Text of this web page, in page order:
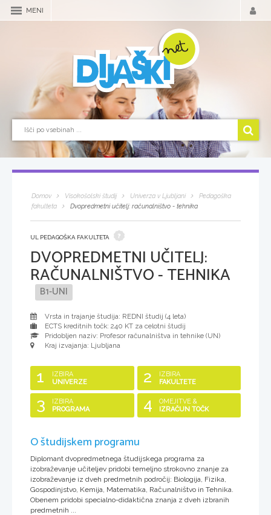
MENI
Domov Visokošolski študij Univerza v Ljubljani
Pedagoška
fakulteta
Dvopredmetni učitelj: računalništvo - tehnika
UL PEDAGOŠKA FAKULTETA
DVOPREDMETNI UČITELJ:
RAČUNALNIŠTVO - TEHNIKA
B1-UNI
Vrsta in trajanje študija: REDNI študij (4 leta)
ECTS kreditnih točk: 240 KT za celotni študij
Pridobljen naziv: Profesor računalništva in tehnike (UN)
Kraj izvajanja: Ljubljana
1
IZBIRA
UNIVERZE
2
IZBIRA
FAKULTETE
3
IZBIRA
PROGRAMA
4
OMEJITVE &
IZRAČUN TOČK
O študijskem programu
Diplomant dvopredmetnega študijskega programa za
izobraževanje učiteljev pridobi temeljno strokovno znanje za
izobraževanje iz dveh predmetnih področij: Biologija, Fizika,
Gospodinjstvo, Kemija, Matematika, Računalništvo in Tehnika.
Obenem pridobi specialno-didaktična znanja z dveh izbranih
predmetnih ...